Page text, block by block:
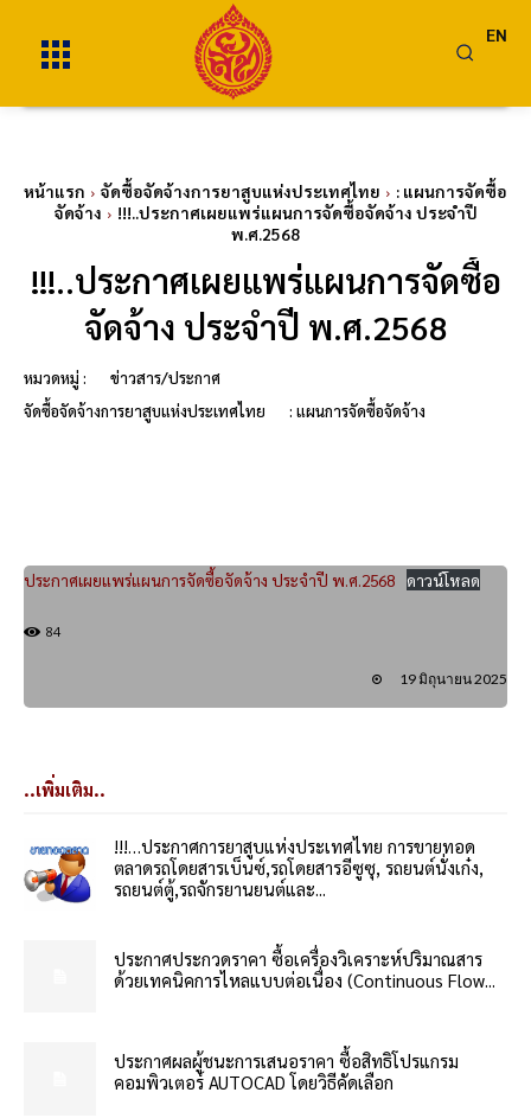
EN
หน้าแรก จัดซื้อจัดจ้างการยาสูบแห่งประเทศไทย
: แผนการจัดซื้อ
จัดจ้าง
!!!..ประกาศเผยแพร่แผนการจัดซื้อจัดจ้าง ประจำปี
พ.ศ.2568
!!!..ประกาศเผยแพร่แผนการจัดซื้อ
จัดจ้าง ประจำปี พ.ศ.2568
หมวดหมู่ :
ข่าวสาร/ประกาศ
จัดซื้อจัดจ้างการยาสูบแห่งประเทศไทย
: แผนการจัดซื้อจัดจ้าง
ประกาศเผยแพร่แผนการจัดซื้อจัดจ้าง ประจำปี พ.ศ.2568 ดาวน์โหลด
84
19 มิถุนายน 2025
..เพิ่มเติม..
!!!…ประกาศการยาสูบแห่งประเทศไทย การขายทอด
ตลาดรถโดยสารเบ็นซ์,รถโดยสารอีซูซุ, รถยนต์นั่งเก๋ง,
รถยนต์ตู้,รถจักรยานยนต์และ...
ประกาศประกวดราคา ซื้อเครื่องวิเคราะห์ปริมาณสาร
ด้วยเทคนิคการไหลแบบต่อเนื่อง (Continuous Flow...
ประกาศผลผู้ชนะการเสนอราคา ซื้อสิทธิโปรแกรม
คอมพิวเตอร์ AUTOCAD โดยวิธีคัดเลือก